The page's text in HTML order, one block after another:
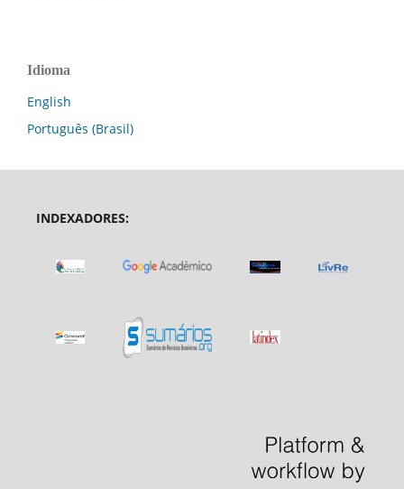
Idioma
English
Português (Brasil)
INDEXADORES: